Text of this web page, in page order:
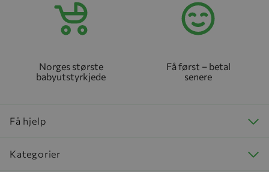
Norges største
babyutstyrkjede
Få først – betal
senere
Få hjelp
Kategorier